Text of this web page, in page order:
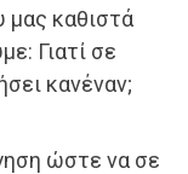
μας καθιστά
Γιατί σε
κανέναν;
ώστε να σε